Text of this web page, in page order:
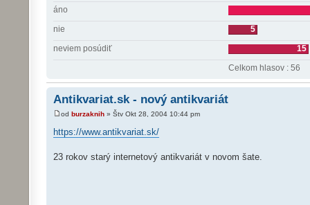
áno
nie
5
neviem posúdiť
15
Celkom hlasov : 56
Antikvariat.sk - nový antikvariát
od burzaknih » Štv Okt 28, 2004 10:44 pm
https://www.antikvariat.sk/
23 rokov starý internetový antikvariát v novom šate.